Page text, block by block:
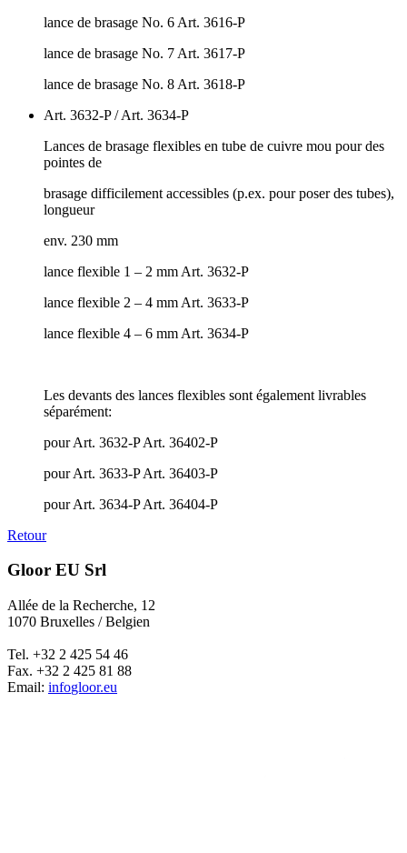
lance de brasage No. 6 Art. 3616-P
lance de brasage No. 7 Art. 3617-P
lance de brasage No. 8 Art. 3618-P
Art. 3632-P / Art. 3634-P
Lances de brasage flexibles en tube de cuivre mou pour des
pointes de
brasage difficilement accessibles (p.ex. pour poser des tubes),
longueur
env. 230 mm
lance flexible 1 – 2 mm Art. 3632-P
lance flexible 2 – 4 mm Art. 3633-P
lance flexible 4 – 6 mm Art. 3634-P
Les devants des lances flexibles sont également livrables
séparément:
pour Art. 3632-P Art. 36402-P
pour Art. 3633-P Art. 36403-P
pour Art. 3634-P Art. 36404-P
Retour
Gloor EU Srl
Allée de la Recherche, 12
1070 Bruxelles / Belgien
Tel. +32 2 425 54 46
Fax. +32 2 425 81 88
Email: infogloor.eu